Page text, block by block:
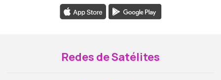
Redes de Satélites